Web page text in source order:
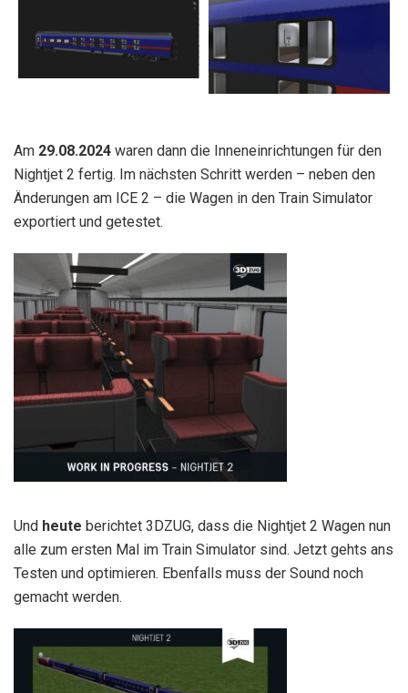
Am 29.08.2024 waren dann die Inneneinrichtungen für den
Nightjet 2 fertig. Im nächsten Schritt werden – neben den
Änderungen am ICE 2 – die Wagen in den Train Simulator
exportiert und getestet.
Und heute berichtet 3DZUG, dass die Nightjet 2 Wagen nun
alle zum ersten Mal im Train Simulator sind. Jetzt gehts ans
Testen und optimieren. Ebenfalls muss der Sound noch
gemacht werden.